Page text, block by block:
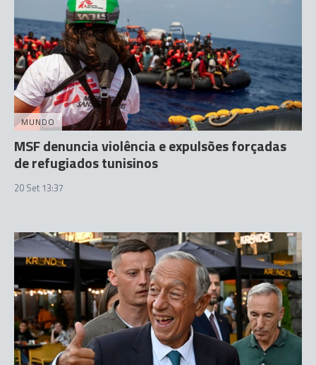
MUNDO
MSF denuncia violência e expulsões forçadas
de refugiados tunisinos
20 Set 13:37